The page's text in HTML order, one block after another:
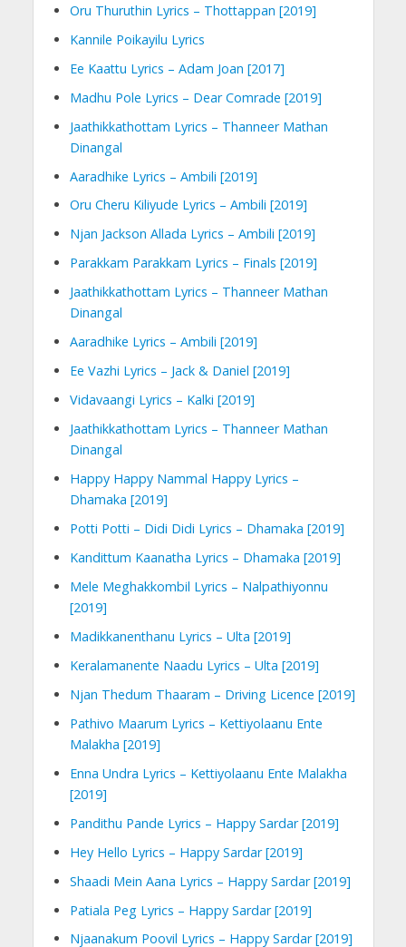
Oru Thuruthin Lyrics – Thottappan [2019]
Kannile Poikayilu Lyrics
Ee Kaattu Lyrics – Adam Joan [2017]
Madhu Pole Lyrics – Dear Comrade [2019]
Jaathikkathottam Lyrics – Thanneer Mathan
Dinangal
Aaradhike Lyrics – Ambili [2019]
Oru Cheru Kiliyude Lyrics – Ambili [2019]
Njan Jackson Allada Lyrics – Ambili [2019]
Parakkam Parakkam Lyrics – Finals [2019]
Jaathikkathottam Lyrics – Thanneer Mathan
Dinangal
Aaradhike Lyrics – Ambili [2019]
Ee Vazhi Lyrics – Jack & Daniel [2019]
Vidavaangi Lyrics – Kalki [2019]
Jaathikkathottam Lyrics – Thanneer Mathan
Dinangal
Happy Happy Nammal Happy Lyrics –
Dhamaka [2019]
Potti Potti – Didi Didi Lyrics – Dhamaka [2019]
Kandittum Kaanatha Lyrics – Dhamaka [2019]
Mele Meghakkombil Lyrics – Nalpathiyonnu
[2019]
Madikkanenthanu Lyrics – Ulta [2019]
Keralamanente Naadu Lyrics – Ulta [2019]
Njan Thedum Thaaram – Driving Licence [2019]
Pathivo Maarum Lyrics – Kettiyolaanu Ente
Malakha [2019]
Enna Undra Lyrics – Kettiyolaanu Ente Malakha
[2019]
Pandithu Pande Lyrics – Happy Sardar [2019]
Hey Hello Lyrics – Happy Sardar [2019]
Shaadi Mein Aana Lyrics – Happy Sardar [2019]
Patiala Peg Lyrics – Happy Sardar [2019]
Njaanakum Poovil Lyrics – Happy Sardar [2019]